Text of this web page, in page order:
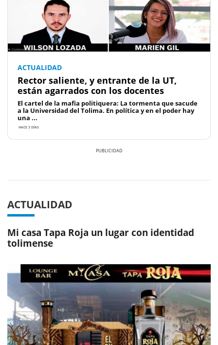
ACTUALIDAD
Rector saliente, y entrante de la UT,
están agarrados con los docentes
El cartel de la mafia politiquera: La tormenta que sacude
a la Universidad del Tolima. En política y en el poder hay
una ...
HACE 3 DÍAS
ACTUALIDAD
Mi casa Tapa Roja un lugar con identidad
tolimense